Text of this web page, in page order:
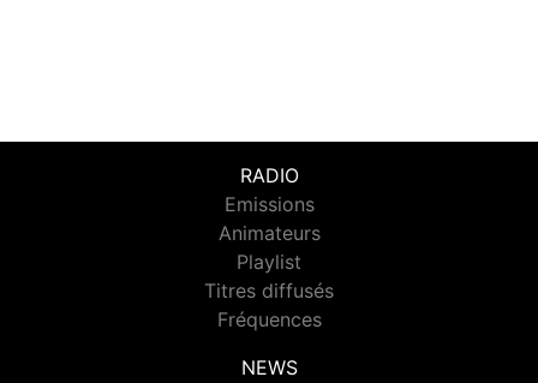
RADIO
Emissions
Animateurs
Playlist
Titres diffusés
Fréquences
NEWS